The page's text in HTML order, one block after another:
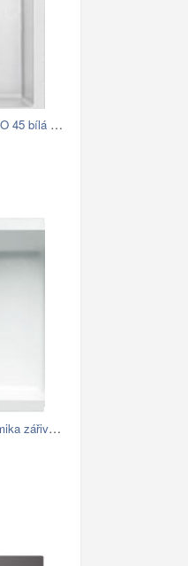
Granitový dřez Blanco DALAGO 45 bílá s…
Blanco SUBLINE 500 U Keramika zářivě…